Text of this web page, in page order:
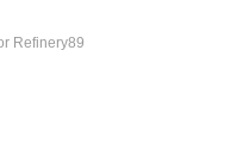
Refinery89